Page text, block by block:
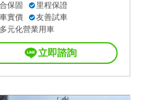
保固
里程保證
實價
友善試車
元化營業用車
立即諮詢